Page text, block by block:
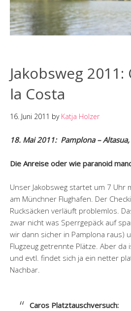
Jakobsweg
la Costa
16. Juni 2011 by Katja Holzer
18. Mai 2011: Pamplona – Altasua,
Die Anreise oder wie paranoid
Unser Jakobsweg startet um 7 Uhr
am Münchner Flughafen. Der
Rucksäcken verläuft problemlos.
zwar nicht was Sperrgepäck auf
wir dann sicher in Pamplona raus)
Flugzeug getrennte Plätze. Aber
und evtl. findet sich ja ein netter
Nachbar.
Caros Platztauschversuch: